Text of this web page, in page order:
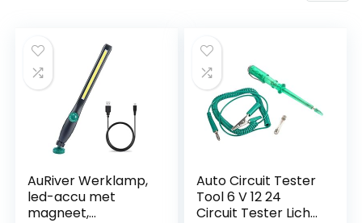
AuRiver Werklamp,
led-accu met
magneet,
Auto Circuit Tester
Tool 6 V 12 24
Circuit Tester Licht